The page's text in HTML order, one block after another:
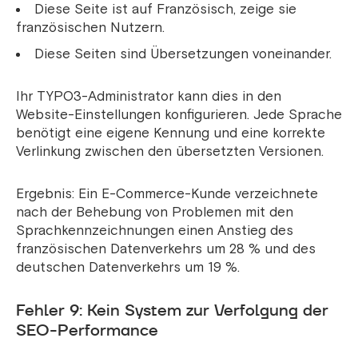
Diese Seite ist auf Französisch, zeige sie
französischen Nutzern.
Diese Seiten sind Übersetzungen voneinander.
Ihr TYPO3-Administrator kann dies in den
Website-Einstellungen konfigurieren. Jede Sprache
benötigt eine eigene Kennung und eine korrekte
Verlinkung zwischen den übersetzten Versionen.
Ergebnis: Ein E-Commerce-Kunde verzeichnete
nach der Behebung von Problemen mit den
Sprachkennzeichnungen einen Anstieg des
französischen Datenverkehrs um 28 % und des
deutschen Datenverkehrs um 19 %.
Fehler 9: Kein System zur Verfolgung der
SEO-Performance